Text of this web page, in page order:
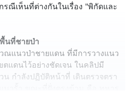
ณีเห็นที่ต่างกันในเรื่อง "พิกัดและ
นที่ชายป่า
ณแนวป่าชายแดน ที่มีการวางแนว
แดนไว้อย่างชัดเจน ในคลิปมี
น กำลังปฏิบัติหน้าที่ เดินตรวจตรา